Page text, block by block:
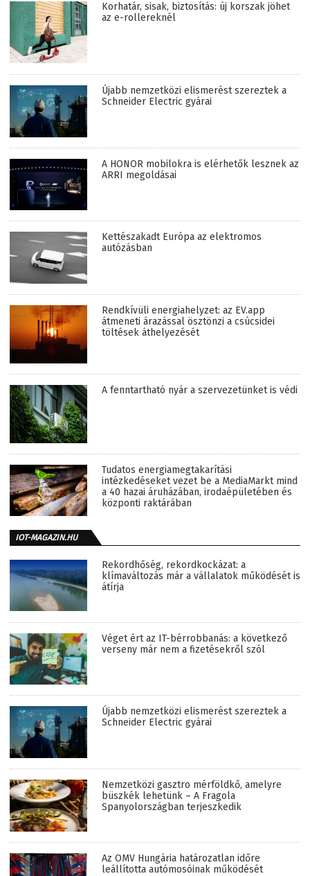
Korhatár, sisak, biztosítás: új korszak jöhet
az e-rollereknél
Újabb nemzetközi elismerést szereztek a
Schneider Electric gyárai
A HONOR mobilokra is elérhetők lesznek az
ARRI megoldásai
Kettészakadt Európa az elektromos
autózásban
Rendkívüli energiahelyzet: az EV.app
átmeneti árazással ösztönzi a csúcsidei
töltések áthelyezését
A fenntartható nyár a szervezetünket is védi
Tudatos energiamegtakarítási
intézkedéseket vezet be a MediaMarkt mind
a 40 hazai áruházában, irodaépületében és
központi raktárában
IOT-MAGAZIN.HU
Rekordhőség, rekordkockázat: a
klímaváltozás már a vállalatok működését is
átírja
Véget ért az IT-bérrobbanás: a következő
verseny már nem a fizetésekről szól
Újabb nemzetközi elismerést szereztek a
Schneider Electric gyárai
Nemzetközi gasztro mérföldkő, amelyre
büszkék lehetünk – A Fragola
Spanyolországban terjeszkedik
Az OMV Hungária határozatlan időre
leállította autómosóinak működését